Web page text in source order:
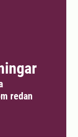
redan